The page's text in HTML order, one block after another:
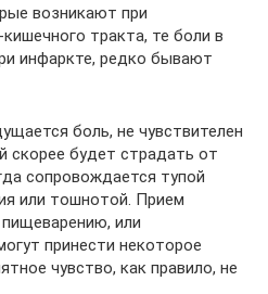
возникают при
тракта, те боли в
инфаркте, редко бывают
боль, не чувствителен
скорее будет страдать от
сопровождается тупой
или тошнотой. Прием
или
принести некоторое
чувство, как правило, не